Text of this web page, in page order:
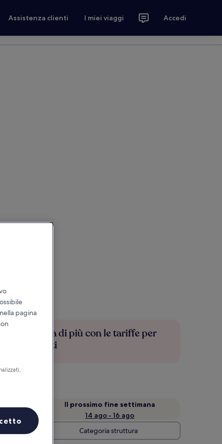
Assistenza clienti I miei viaggi Accedi
Risparmia di più con le tariffe per
soli iscritti
Il prossimo fine settimana
14 ago - 16 ago
Categoria struttura
pagina